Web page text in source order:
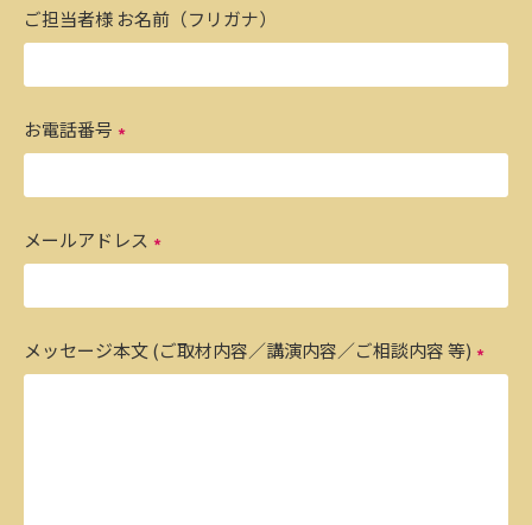
ご担当者様 お名前（フリガナ）
お電話番号
メールアドレス
メッセージ本文 (ご取材内容／講演内容／ご相談内容 等)